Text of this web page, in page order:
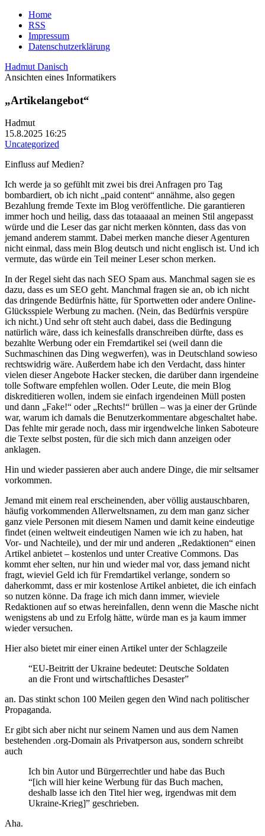
Home
RSS
Impressum
Datenschutzerklärung
Hadmut Danisch
Ansichten eines Informatikers
„Artikelangebot“
Hadmut
15.8.2025 16:25
Uncategorized
Einfluss auf Medien?
Ich werde ja so gefühlt mit zwei bis drei Anfragen pro Tag
bombardiert, ob ich nicht „paid content“ annähme, also gegen
Bezahlung fremde Texte im Blog veröffentliche. Die garantieren
immer hoch und heilig, dass das totaaaaal an meinen Stil angepasst
würde und die Leser das gar nicht merken könnten, dass das von
jemand anderem stammt. Dabei merken manche dieser Agenturen
nicht einmal, dass mein Blog deutsch und nicht englisch ist. Und ich
vermute, das würde ein Teil meiner Leser schon merken.
In der Regel sieht das nach SEO Spam aus. Manchmal sagen sie es
dazu, dass es um SEO geht. Manchmal fragen sie an, ob ich nicht
das dringende Bedürfnis hätte, für Sportwetten oder andere Online-
Glücksspiele Werbung zu machen. (Nein, das Bedürfnis verspüre
ich nicht.) Und sehr oft steht auch dabei, dass die Bedingung
natürlich wäre, dass ich keinesfalls dranschreiben dürfte, dass es
bezahlte Werbung oder ein Fremdartikel sei (weil dann die
Suchmaschinen das Ding wegwerfen), was in Deutschland sowieso
rechtswidrig wäre. Außerdem habe ich den Verdacht, dass hinter
vielen dieser Angebote Hacker stecken, die darüber dann irgendeine
tolle Software empfehlen wollen. Oder Leute, die mein Blog
diskreditieren wollen, indem sie einfach irgendeinen Müll posten
und dann „Fake!“ oder „Rechts!“ brüllen – was ja einer der Gründe
war, warum ich damals die Benutzerkommentare abgeschaltet habe.
Das fehlte mir gerade noch, dass mir irgendwelche linken Saboteure
die Texte selbst posten, für die sich mich dann anzeigen oder
anklagen.
Hin und wieder passieren aber auch andere Dinge, die mir seltsamer
vorkommen.
Jemand mit einem real erscheinenden, aber völlig austauschbaren,
häufig vorkommenden Allerweltsnamen, zu dem man ganz sicher
ganz viele Personen mit diesem Namen und damit keine eindeutige
findet (einen weltweit eindeutigen Namen wie ich zu haben, hat
Vor- und Nachteile), und der mir und anderen „Redaktionen“ einen
Artikel anbietet – kostenlos und unter Creative Commons. Das
kommt eher selten, nur hin und wieder mal vor, dass jemand nicht
fragt, wieviel Geld ich für Fremdartikel verlange, sondern so
daherkommt, dass er mir kostenlose Artikel anbietet, die ich einfach
so nutzen könne. Da frage ich mich dann immer, wieviele
Redaktionen auf so etwas hereinfallen, denn wenn die Masche nicht
wenigstens ab und zu Erfolg hätte, würde man es ja kaum immer
wieder versuchen.
Hier also bietet mir einer einen Artikel unter der Schlagzeile
“EU-Beitritt der Ukraine bedeutet: Deutsche Soldaten
an die Front und wirtschaftliches Desaster”
an. Das stinkt schon 100 Meilen gegen den Wind nach politischer
Propaganda.
Er gibt sich aber nicht nur seinem Namen und aus dem Namen
bestehenden .org-Domain als Privatperson aus, sondern schreibt
auch
Ich bin Autor und Bürgerrechtler und habe das Buch
“[ich will hier keine Werbung für das Buch machen,
deshalb lasse ich den Titel hier weg, irgendwas mit dem
Ukraine-Krieg]” geschrieben.
Aha.